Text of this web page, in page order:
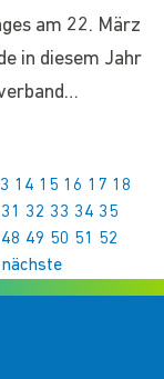
am 22. März
in diesem Jahr
14 15 16 17 18
31 32 33 34 35
48 49 50 51
52
nächste